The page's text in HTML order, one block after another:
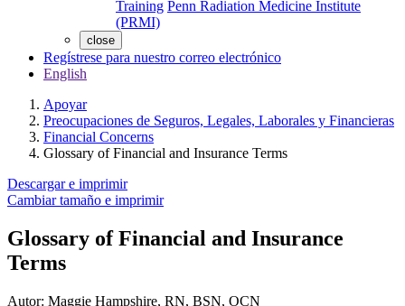
Training Penn Radiation Medicine Institute
(PRMI)
close
Regístrese para nuestro correo electrónico
English
Apoyar
Preocupaciones de Seguros, Legales, Laborales y Financieras
Financial Concerns
Glossary of Financial and Insurance Terms
Descargar e imprimir
Cambiar tamaño e imprimir
Glossary of Financial and Insurance
Terms
Autor: Maggie Hampshire, RN, BSN, OCN